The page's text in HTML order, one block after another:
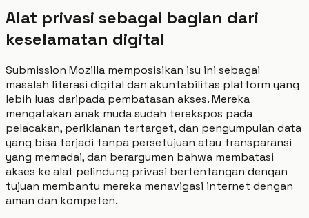
Alat privasi sebagai bagian dari
keselamatan digital
Submission Mozilla memposisikan isu ini sebagai
masalah literasi digital dan akuntabilitas platform yang
lebih luas daripada pembatasan akses. Mereka
mengatakan anak muda sudah terekspos pada
pelacakan, periklanan tertarget, dan pengumpulan data
yang bisa terjadi tanpa persetujuan atau transparansi
yang memadai, dan berargumen bahwa membatasi
akses ke alat pelindung privasi bertentangan dengan
tujuan membantu mereka menavigasi internet dengan
aman dan kompeten.